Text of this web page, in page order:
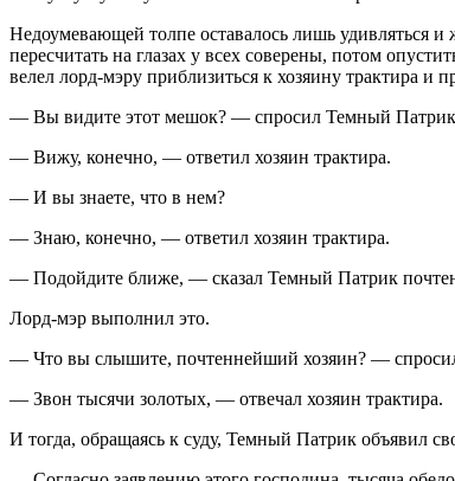
Недоумевающей толпе оставалось лишь удивляться
пересчитать на глазах у всех соверены, потом
велел лорд-мэру приблизиться к хозяину трактира и
— Вы видите этот мешок? — спросил Темный Патрик
— Вижу, конечно, — ответил хозяин трактира.
— И вы знаете, что в нем?
— Знаю, конечно, — ответил хозяин трактира.
— Подойдите ближе, — сказал Темный Патрик
Лорд-мэр выполнил это.
— Что вы слышите, почтеннейший хозяин? —
— Звон тысячи золотых, — отвечал хозяин трактира.
И тогда, обращаясь к суду, Темный Патрик объявил